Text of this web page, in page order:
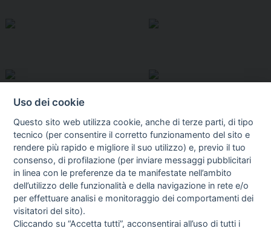
I libri Vedi tutti
Uso dei cookie
Questo sito web utilizza cookie, anche di terze parti, di tipo
tecnico (per consentire il corretto funzionamento del sito e
rendere più rapido e migliore il suo utilizzo) e, previo il tuo
consenso, di profilazione (per inviare messaggi pubblicitari
in linea con le preferenze da te manifestate nell’ambito
dell’utilizzo delle funzionalità e della navigazione in rete e/o
per effettuare analisi e monitoraggio dei comportamenti dei
visitatori del sito).
Cliccando su “Accetta tutti”, acconsentirai all’uso di tutti i